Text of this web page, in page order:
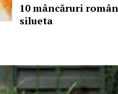
10 mâncăruri
silueta